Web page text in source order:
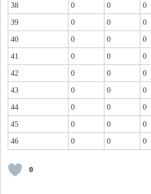
38 0 0 0
39 0 0 0
40 0 0 0
41 0 0 0
42 0 0 0
43 0 0 0
44 0 0 0
45 0 0 0
46 0 0 0
0